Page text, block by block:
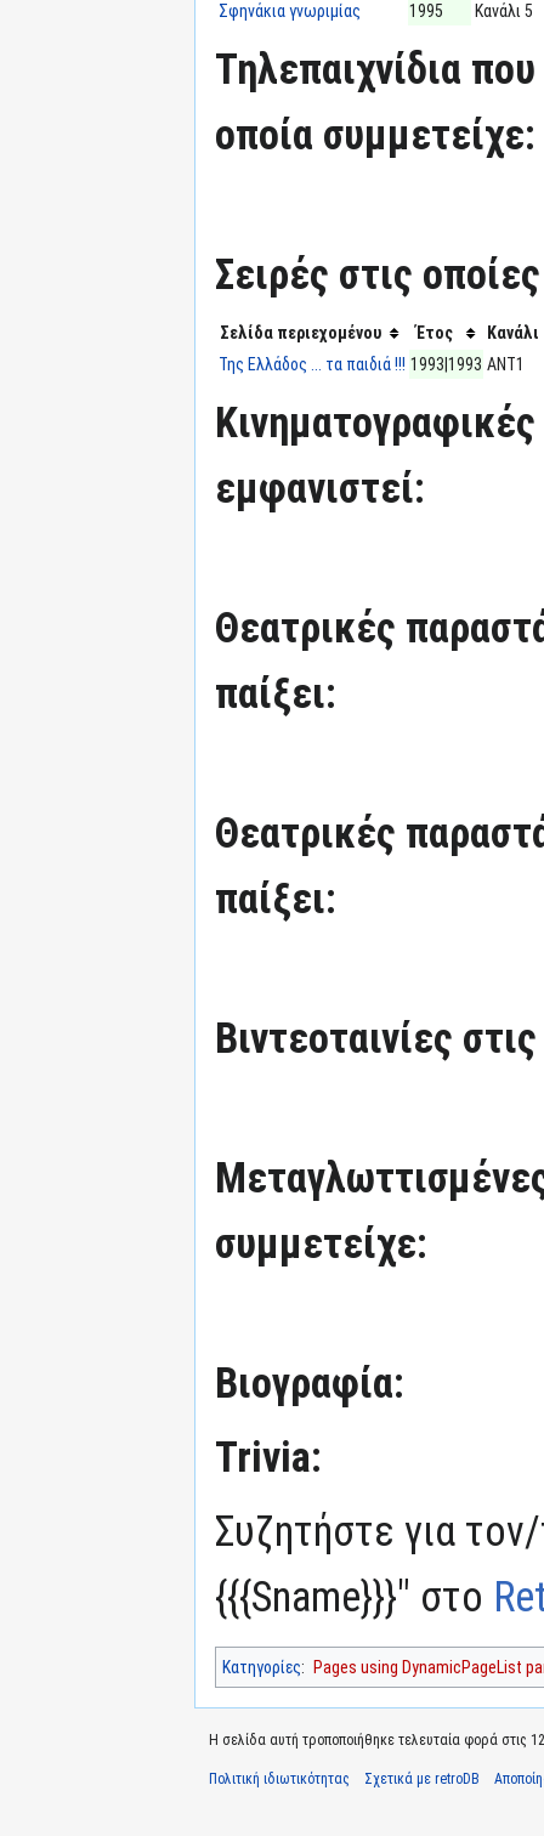
Σφηνάκια γνωριμίας
1995 Κανάλι 5
Τηλεπαιχνίδια
οποία συμμετείχε:
Σειρές στις
Σελίδα περιεχομένου Έτος
Κανάλι
Της Ελλάδος ... τα παιδιά !!! 1993|1993 ΑΝΤ1
Κινηματογραφικές
εμφανιστεί:
Θεατρικές
παίξει:
Θεατρικές
παίξει:
Βιντεοταινίες
συμμετείχε:
Βιογραφία:
Trivia:
Συζητήστε για
{{{Sname}}}" στο
Κατηγορίες: Pages using DynamicPageList
Η σελίδα αυτή τροποποιήθηκε τελευταία φορά στις
Πολιτική ιδιωτικότητας Σχετικά με retroDB